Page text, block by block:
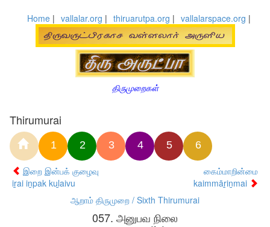
Home | vallalar.org | thiruarutpa.org | vallalarspace.org |
திருமுறைகள்
Thirumurai
1 2 3 4 5 6
இறை இன்பக் குழைவு
iṟai iṉpak kuḻaivu
கைம்மாறின்மை
kaimmāṟiṉmai
ஆறாம் திருமுறை / Sixth Thirumurai
057. அனுபவ நிலை